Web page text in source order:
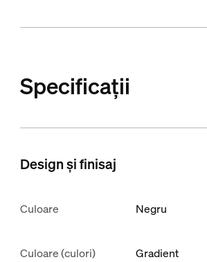
Specificații
Design și finisaj
Culoare Negru
Culoare (culori) Gradient